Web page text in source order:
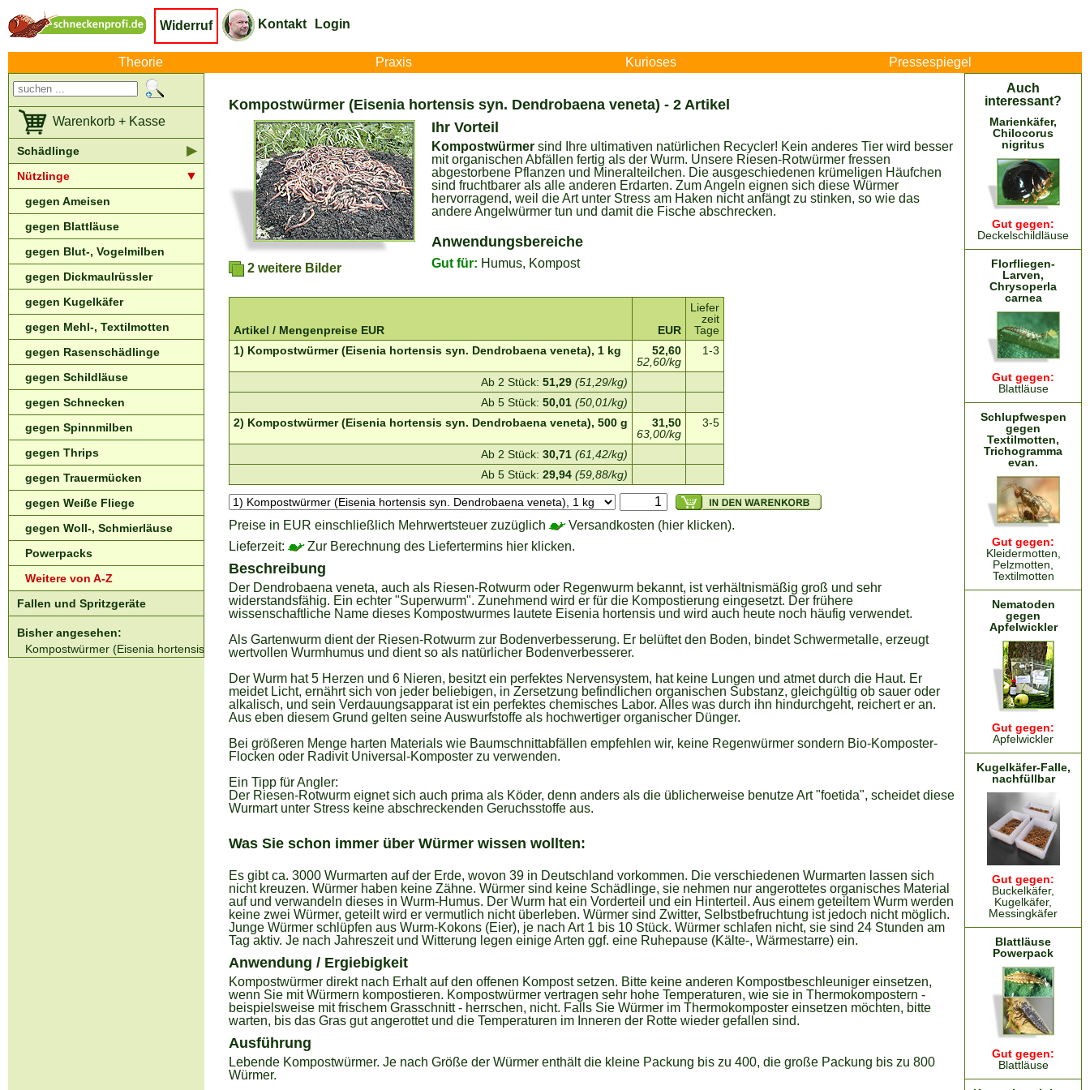
Widerruf Kontakt Login
Kompostwürmer (Eisenia hortensis syn. Dendrobaena veneta) - 2 Artikel
2 weitere Bilder
Ihr Vorteil
Kompostwürmer sind Ihre ultimativen natürlichen Recycler! Kein anderes Tier wird besser
mit organischen Abfällen fertig als der Wurm. Unsere Riesen-Rotwürmer fressen
abgestorbene Pflanzen und Mineralteilchen. Die ausgeschiedenen krümeligen Häufchen
sind fruchtbarer als alle anderen Erdarten. Zum Angeln eignen sich diese Würmer
hervorragend, weil die Art unter Stress am Haken nicht anfängt zu stinken, so wie das
andere Angelwürmer tun und damit die Fische abschrecken.
Anwendungsbereiche
Gut für: Humus, Kompost
Artikel / Mengenpreise EUR EUR
Liefer
zeit
Tage
1) Kompostwürmer (Eisenia hortensis syn. Dendrobaena veneta), 1 kg
52,60
52,60/kg
1-3
Ab 2 Stück: 51,29 (51,29/kg)
Ab 5 Stück: 50,01 (50,01/kg)
2) Kompostwürmer (Eisenia hortensis syn. Dendrobaena veneta), 500 g
31,50
63,00/kg
3-5
Ab 2 Stück: 30,71 (61,42/kg)
Ab 5 Stück: 29,94 (59,88/kg)
Preise in EUR einschließlich Mehrwertsteuer zuzüglich
Versandkosten (hier klicken).
Lieferzeit:
Zur Berechnung des Liefertermins hier klicken.
Beschreibung
Der Dendrobaena veneta, auch als Riesen-Rotwurm oder Regenwurm bekannt, ist verhältnismäßig groß und sehr
widerstandsfähig. Ein echter "Superwurm". Zunehmend wird er für die Kompostierung eingesetzt. Der frühere
wissenschaftliche Name dieses Kompostwurmes lautete Eisenia hortensis und wird auch heute noch häufig verwendet.
Als Gartenwurm dient der Riesen-Rotwurm zur Bodenverbesserung. Er belüftet den Boden, bindet Schwermetalle, erzeugt
wertvollen Wurmhumus und dient so als natürlicher Bodenverbesserer.
Der Wurm hat 5 Herzen und 6 Nieren, besitzt ein perfektes Nervensystem, hat keine Lungen und atmet durch die Haut. Er
meidet Licht, ernährt sich von jeder beliebigen, in Zersetzung befindlichen organischen Substanz, gleichgültig ob sauer oder
alkalisch, und sein Verdauungsapparat ist ein perfektes chemisches Labor. Alles was durch ihn hindurchgeht, reichert er an.
Aus eben diesem Grund gelten seine Auswurfstoffe als hochwertiger organischer Dünger.
Bei größeren Menge harten Materials wie Baumschnittabfällen empfehlen wir, keine Regenwürmer sondern Bio-Komposter-
Flocken oder Radivit Universal-Komposter zu verwenden.
Ein Tipp für Angler:
Der Riesen-Rotwurm eignet sich auch prima als Köder, denn anders als die üblicherweise benutze Art "foetida", scheidet diese
Wurmart unter Stress keine abschreckenden Geruchsstoffe aus.
Was Sie schon immer über Würmer wissen wollten:
Es gibt ca. 3000 Wurmarten auf der Erde, wovon 39 in Deutschland vorkommen. Die verschiedenen Wurmarten lassen sich
nicht kreuzen. Würmer haben keine Zähne. Würmer sind keine Schädlinge, sie nehmen nur angerottetes organisches Material
auf und verwandeln dieses in Wurm-Humus. Der Wurm hat ein Vorderteil und ein Hinterteil. Aus einem geteiltem Wurm werden
keine zwei Würmer, geteilt wird er vermutlich nicht überleben. Würmer sind Zwitter, Selbstbefruchtung ist jedoch nicht möglich.
Junge Würmer schlüpfen aus Wurm-Kokons (Eier), je nach Art 1 bis 10 Stück. Würmer schlafen nicht, sie sind 24 Stunden am
Tag aktiv. Je nach Jahreszeit und Witterung legen einige Arten ggf. eine Ruhepause (Kälte-, Wärmestarre) ein.
Anwendung / Ergiebigkeit
Kompostwürmer direkt nach Erhalt auf den offenen Kompost setzen. Bitte keine anderen Kompostbeschleuniger einsetzen,
wenn Sie mit Würmern kompostieren. Kompostwürmer vertragen sehr hohe Temperaturen, wie sie in Thermokompostern -
beispielsweise mit frischem Grasschnitt - herrschen, nicht. Falls Sie Würmer im Thermokomposter einsetzen möchten, bitte
warten, bis das Gras gut angerottet und die Temperaturen im Inneren der Rotte wieder gefallen sind.
Ausführung
Lebende Kompostwürmer. Je nach Größe der Würmer enthält die kleine Packung bis zu 400, die große Packung bis zu 800
Würmer.
Warenkorb + Kasse
Schädlinge ▶
Nützlinge ▼
gegen Ameisen
gegen Blattläuse
gegen Blut-, Vogelmilben
gegen Dickmaulrüssler
gegen Kugelkäfer
gegen Mehl-, Textilmotten
gegen Rasenschädlinge
gegen Schildläuse
gegen Schnecken
gegen Spinnmilben
gegen Thrips
gegen Trauermücken
gegen Weiße Fliege
gegen Woll-, Schmierläuse
Powerpacks
Weitere von A-Z
Fallen und Spritzgeräte
Bisher angesehen:
Kompostwürmer (Eisenia hortensis syn. Dendrobaena veneta)
Auch
interessant?
Marienkäfer,
Chilocorus
nigritus
Gut gegen:
Deckelschildläuse
Florfliegen-
Larven,
Chrysoperla
carnea
Gut gegen:
Blattläuse
Schlupfwespen
gegen
Textilmotten,
Trichogramma
evan.
Gut gegen:
Kleidermotten,
Pelzmotten,
Textilmotten
Nematoden
gegen
Apfelwickler
Gut gegen:
Apfelwickler
Kugelkäfer-Falle,
nachfüllbar
Gut gegen:
Buckelkäfer,
Kugelkäfer,
Messingkäfer
Blattläuse
Powerpack
Gut gegen:
Blattläuse
Theorie Praxis Kurioses Pressespiegel